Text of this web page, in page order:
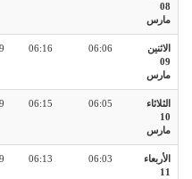
08
مارس
الاثنين
09
مارس
06:06
06:16
الثلاثاء
10
مارس
06:05
06:15
الأربعاء
11
06:03
06:13